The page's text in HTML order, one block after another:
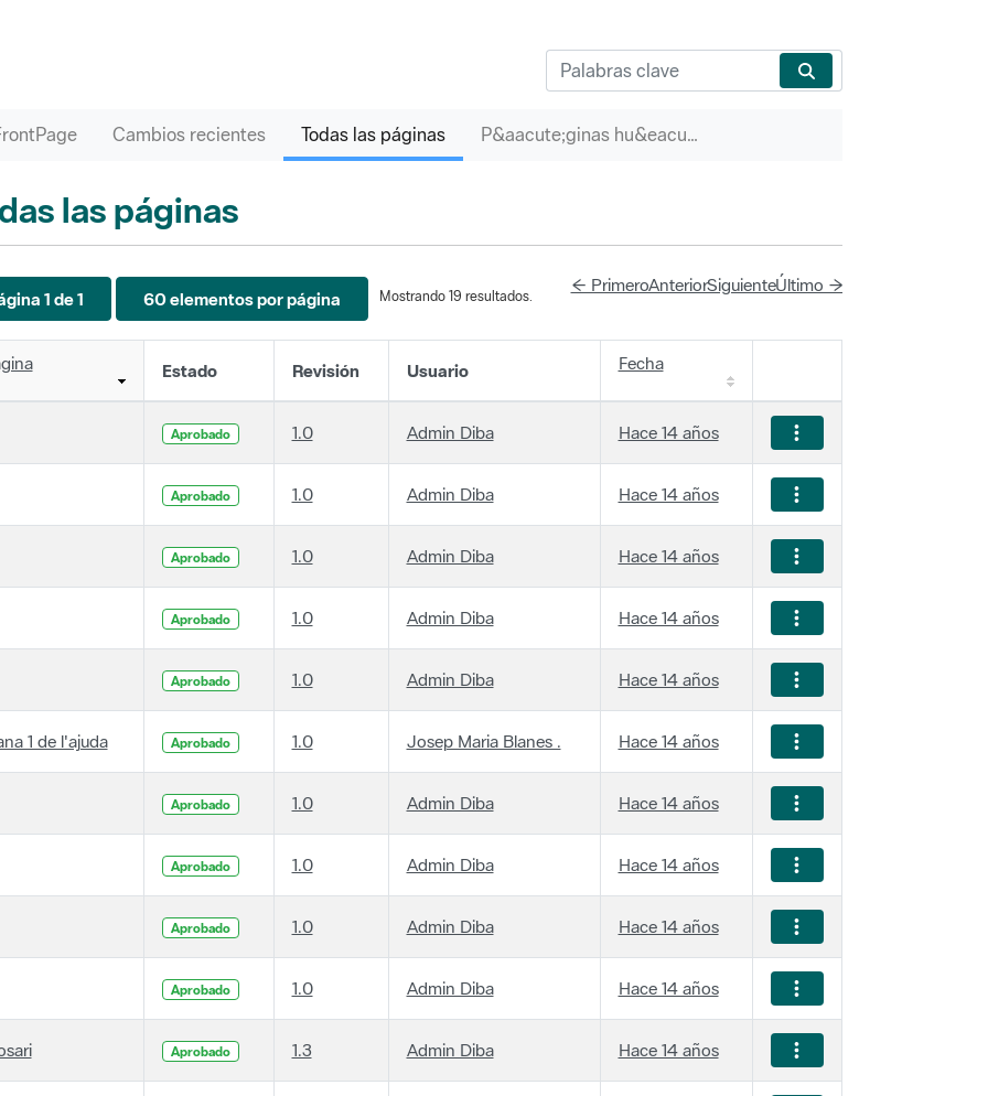
Cambios recientes Todas las páginas P&aacute;ginas hu&eacute;rfanas
las páginas
1 de 1 60 elementos por página Mostrando 19 resultados.
← PrimeroAnteriorSiguienteÚltimo →
Estado Revisión Usuario Fecha
Aprobado 1.0 Admin Diba Hace 14 años
Aprobado 1.0 Admin Diba Hace 14 años
Aprobado 1.0 Admin Diba Hace 14 años
Aprobado 1.0 Admin Diba Hace 14 años
Aprobado 1.0 Admin Diba Hace 14 años
1 de l'ajuda Aprobado 1.0 Josep Maria Blanes . Hace 14 años
Aprobado 1.0 Admin Diba Hace 14 años
Aprobado 1.0 Admin Diba Hace 14 años
Aprobado 1.0 Admin Diba Hace 14 años
Aprobado 1.0 Admin Diba Hace 14 años
Aprobado 1.3 Admin Diba Hace 14 años